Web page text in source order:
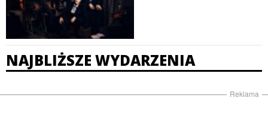
NAJBLIŻSZE WYDARZENIA
Reklama